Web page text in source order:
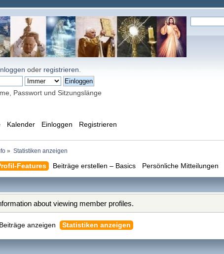
oder registrieren
Passwort und Sitzungslänge
Kalender Einloggen Registrieren
» Statistiken anzeigen
Features Beiträge erstellen – Basics Persönliche Mitteilungen
about viewing member profiles.
Beiträge anzeigen Statistiken anzeigen